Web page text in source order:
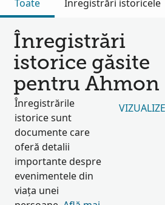
Toate
Înregistrări istoricele
Înregistrări
istorice găsite
pentru Ahmon
Înregistrările
istorice sunt
documente care
oferă detalii
importante despre
evenimentele din
viața unei